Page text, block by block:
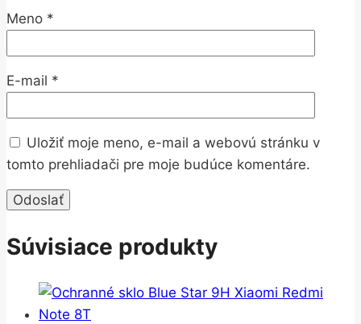
Meno *
E-mail *
Uložiť moje meno, e-mail a webovú stránku v
tomto prehliadači pre moje budúce komentáre.
Súvisiace produkty